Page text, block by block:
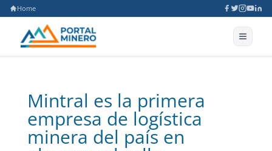
Home
Mintral es la primera
empresa de logística
minera del país en